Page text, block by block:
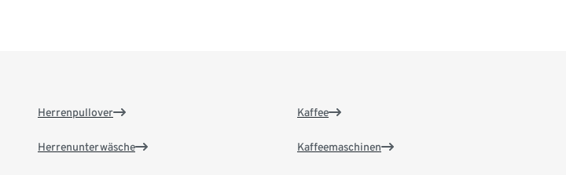
Herrenpullover
Herrenunterwäsche
Kaffee
Kaffeemaschinen